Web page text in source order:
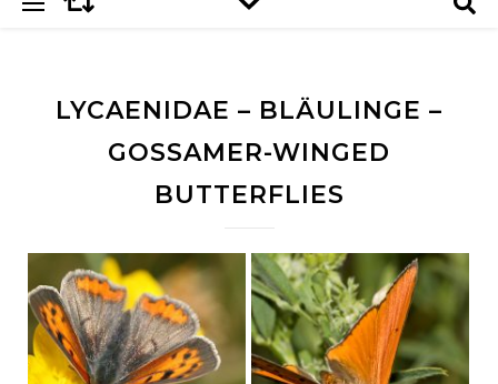
LYCAENIDAE – BLÄULINGE –
GOSSAMER-WINGED
BUTTERFLIES